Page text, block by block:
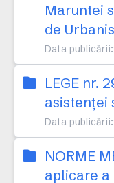
Maruntei
de
Data publicării:
LEGE nr.
asistenței
Data publicării:
NORME
aplicare a